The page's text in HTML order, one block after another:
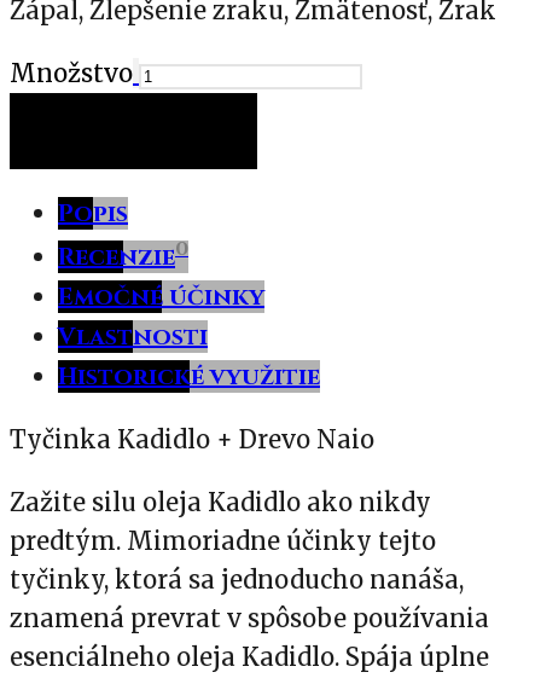
Zápal, Zlepšenie zraku, Zmätenosť, Zrak
Množstvo
Popis
Recenzie0
Emočné účinky
Vlastnosti
Historické využitie
Tyčinka Kadidlo + Drevo Naio
Zažite silu oleja Kadidlo ako nikdy
predtým. Mimoriadne účinky tejto
tyčinky, ktorá sa jednoducho nanáša,
znamená prevrat v spôsobe používania
esenciálneho oleja Kadidlo. Spája úplne